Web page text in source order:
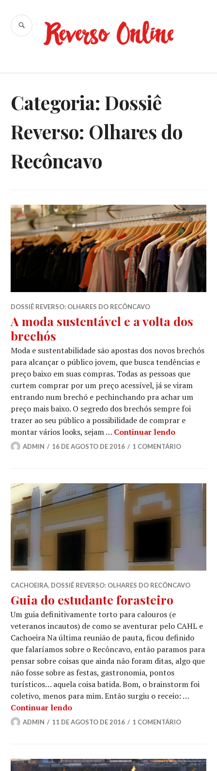
para
conteúdo
Reverso
BUSCA
Categoria: Dossiê
Reverso: Olhares do
Recôncavo
DOSSIÊ REVERSO: OLHARES DO RECÔNCAVO
A moda sustentável e a volta dos
brechós
Moda e sustentabilidade são apostas dos novos brechós
para alcançar o público jovem, que busca tendências e
preço baixo em suas compras. Todas as pessoas que
curtem comprar por um preço acessível, já se viram
entrando num brechó e pechinchando pra achar um
preço mais baixo. O segredo dos brechós sempre foi
trazer ao seu público a possibilidade de comprar e
montar vários looks, sejam … Continuar lendoA moda
ADMIN 16 DE AGOSTO DE 2016 1 COMENTÁRIO
CACHOEIRA, DOSSIÊ REVERSO: OLHARES DO RECÔNCAVO
Guia do estudante forasteiro
Um guia definitivamente torto para calouros (e
veteranos incautos) de como se aventurar pelo CAHL e
Cachoeira Na última reunião de pauta, ficou definido
que falaríamos sobre o Recôncavo, então paramos para
pensar sobre coisas que ainda não foram ditas, algo que
não fosse sobre as festas, gastronomia, pontos
turísticos… aquela coisa batida. Bom, o brainstorm foi
coletivo, menos para mim. Então surgiu o receio: …
Continuar lendoGuia do estudante forasteiro
ADMIN 11 DE AGOSTO DE 2016 1 COMENTÁRIO